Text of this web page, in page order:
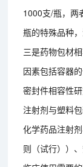
1000支/瓶，两
瓶的特殊品种
三是药物包材
因素包括容器
密封件相容性
注射剂与塑料
化学药品注射
则（试行））